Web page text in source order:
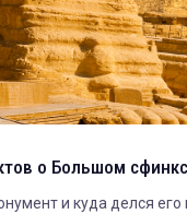
о Большом
и куда делся его